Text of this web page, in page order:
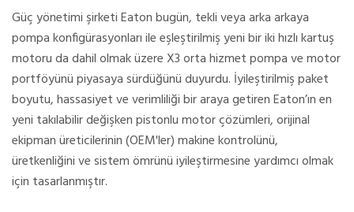
Güç yönetimi şirketi Eaton bugün, tekli veya arka arkaya
pompa konfigürasyonları ile eşleştirilmiş yeni bir iki hızlı kartuş
motoru da dahil olmak üzere X3 orta hizmet pompa ve motor
portföyünü piyasaya sürdüğünü duyurdu. İyileştirilmiş paket
boyutu, hassasiyet ve verimliliği bir araya getiren Eaton’ın en
yeni takılabilir değişken pistonlu motor çözümleri, orijinal
ekipman üreticilerinin (OEM'ler) makine kontrolünü,
üretkenliğini ve sistem ömrünü iyileştirmesine yardımcı olmak
için tasarlanmıştır.